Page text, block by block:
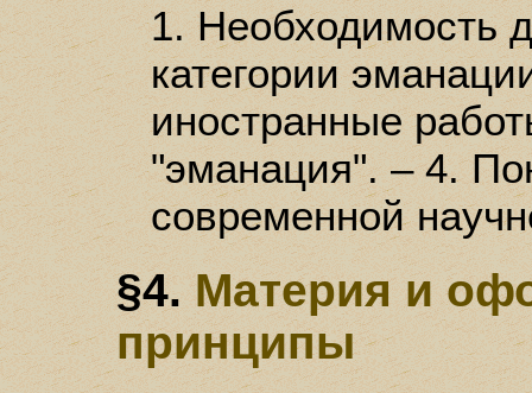
1. Необходимость
категории
иностранные
"эманация". – 4.
современной
§4. Материя и
принципы